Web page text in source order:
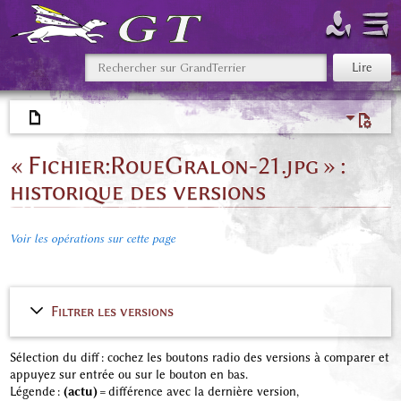
« Fichier:RoueGralon-21.jpg » :
historique des versions
Voir les opérations sur cette page
Filtrer les versions
Sélection du diff : cochez les boutons radio des versions à comparer et
appuyez sur entrée ou sur le bouton en bas.
Légende : (actu)= différence avec la dernière version,